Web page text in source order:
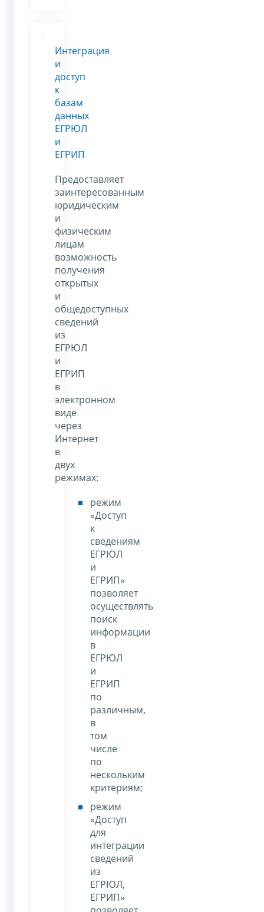
Интеграция
и
доступ
к
базам
данных
ЕГРЮЛ
и
ЕГРИП
Предоставляет
заинтересованным
юридическим
и
физическим
лицам
возможность
получения
открытых
и
общедоступных
сведений
из
ЕГРЮЛ
и
ЕГРИП
в
электронном
виде
через
Интернет
в
двух
режимах:
режим
«Доступ
к
сведениям
ЕГРЮЛ
и
ЕГРИП»
позволяет
осуществлять
поиск
информации
в
ЕГРЮЛ
и
ЕГРИП
по
различным,
в
том
числе
по
нескольким
критериям;
режим
«Доступ
для
интеграции
сведений
из
ЕГРЮЛ,
ЕГРИП»